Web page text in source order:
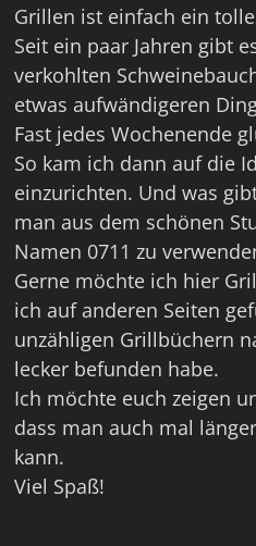
Grillen ist einfach ein
Seit ein paar Jahren gibt
verkohlten
etwas aufwändigeren
Fast jedes Wochenende
So kam ich dann auf die
einzurichten. Und was
man aus dem schönen
Namen 0711 zu
Gerne möchte ich hier
ich auf anderen Seiten
unzähligen Grillbüchern
lecker befunden habe.
Ich möchte euch zeigen
dass man auch mal
kann.
Viel Spaß!